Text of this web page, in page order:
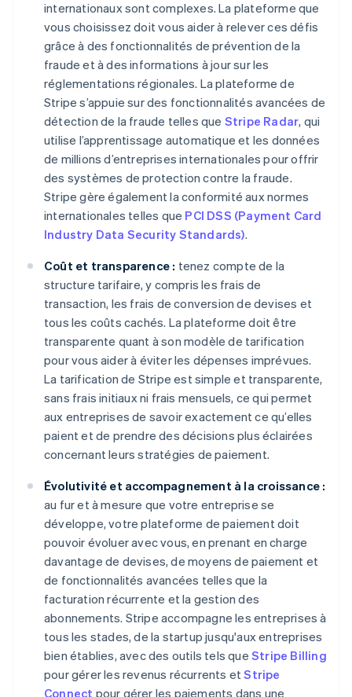
internationaux sont complexes. La plateforme que
vous choisissez doit vous aider à relever ces défis
grâce à des fonctionnalités de prévention de la
fraude et à des informations à jour sur les
réglementations régionales. La plateforme de
Stripe s’appuie sur des fonctionnalités avancées de
détection de la fraude telles que Stripe Radar, qui
utilise l’apprentissage automatique et les données
de millions d’entreprises internationales pour offrir
des systèmes de protection contre la fraude.
Stripe gère également la conformité aux normes
internationales telles que PCI DSS (Payment Card
Industry Data Security Standards).
Coût et transparence : tenez compte de la
structure tarifaire, y compris les frais de
transaction, les frais de conversion de devises et
tous les coûts cachés. La plateforme doit être
transparente quant à son modèle de tarification
pour vous aider à éviter les dépenses imprévues.
La tarification de Stripe est simple et transparente,
sans frais initiaux ni frais mensuels, ce qui permet
aux entreprises de savoir exactement ce qu’elles
paient et de prendre des décisions plus éclairées
concernant leurs stratégies de paiement.
Évolutivité et accompagnement à la croissance :
au fur et à mesure que votre entreprise se
développe, votre plateforme de paiement doit
pouvoir évoluer avec vous, en prenant en charge
davantage de devises, de moyens de paiement et
de fonctionnalités avancées telles que la
facturation récurrente et la gestion des
abonnements. Stripe accompagne les entreprises à
tous les stades, de la startup jusqu'aux entreprises
bien établies, avec des outils tels que Stripe Billing
pour gérer les revenus récurrents etStripe
Connect pour gérer les paiements dans une